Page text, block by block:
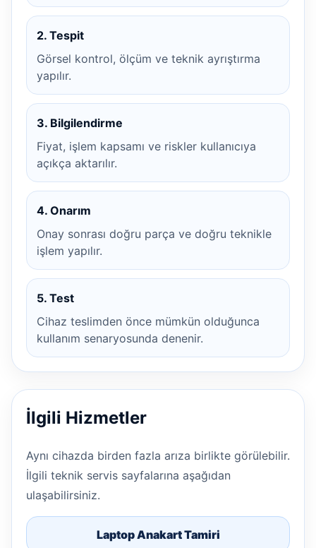
2. Tespit
Görsel kontrol, ölçüm ve teknik ayrıştırma
yapılır.
3. Bilgilendirme
Fiyat, işlem kapsamı ve riskler kullanıcıya
açıkça aktarılır.
4. Onarım
Onay sonrası doğru parça ve doğru teknikle
işlem yapılır.
5. Test
Cihaz teslimden önce mümkün olduğunca
kullanım senaryosunda denenir.
İlgili Hizmetler
Aynı cihazda birden fazla arıza birlikte görülebilir.
İlgili teknik servis sayfalarına aşağıdan
ulaşabilirsiniz.
Laptop Anakart Tamiri